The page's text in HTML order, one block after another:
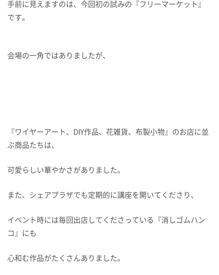
手前に見えますのは、今回初の試みの『フリーマーケット』
です。
会場の一角ではありましたが、
『ワイヤーアート、DIY作品、花雑貨、布製小物』のお店に並
ぶ商品たちは、
可愛らしい華やかさがありました。
また、シェアプラザでも定期的に講座を開いてくださり、
イベント時には毎回出店してくださっている『消しゴムハン
コ』にも
心和む作品がたくさんありました。